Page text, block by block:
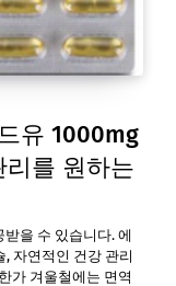
유 1000mg
리를 원하는
을 수 있습니다. 에
, 자연적인 건강 관리
가 겨울철에는 면역